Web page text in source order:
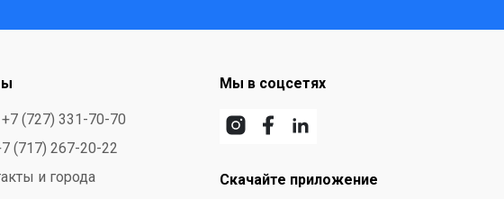
(727) 331-70-70
(717) 267-20-22
и города
Мы в соцсетях
Скачайте приложение